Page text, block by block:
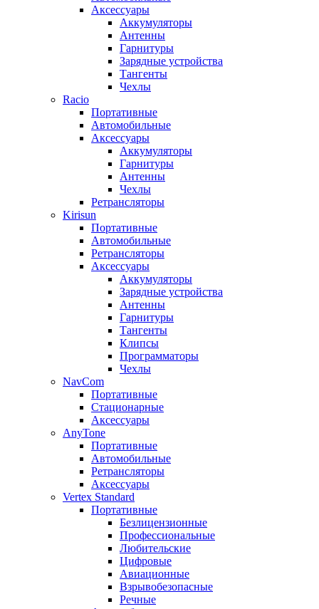
Аксессуары
Аккумуляторы
Антенны
Гарнитуры
Зарядные устройства
Тангенты
Чехлы
Racio
Портативные
Автомобильные
Аксессуары
Аккумуляторы
Гарнитуры
Антенны
Чехлы
Ретрансляторы
Kirisun
Портативные
Автомобильные
Ретрансляторы
Аксессуары
Аккумуляторы
Зарядные устройства
Антенны
Гарнитуры
Тангенты
Клипсы
Программаторы
Чехлы
NavCom
Портативные
Стационарные
Аксессуары
AnyTone
Портативные
Автомобильные
Ретрансляторы
Аксессуары
Vertex Standard
Портативные
Безлицензионные
Профессиональные
Любительские
Цифровые
Авиационные
Взрывобезопасные
Речные